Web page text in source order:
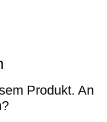
Produkt. An